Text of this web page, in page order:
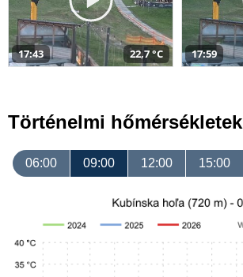
17:43 22,7 °C 17:59
Történelmi hőmérsékletek
06:00 09:00 12:00 15:00